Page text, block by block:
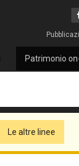
Patrimonio
Le altre linee